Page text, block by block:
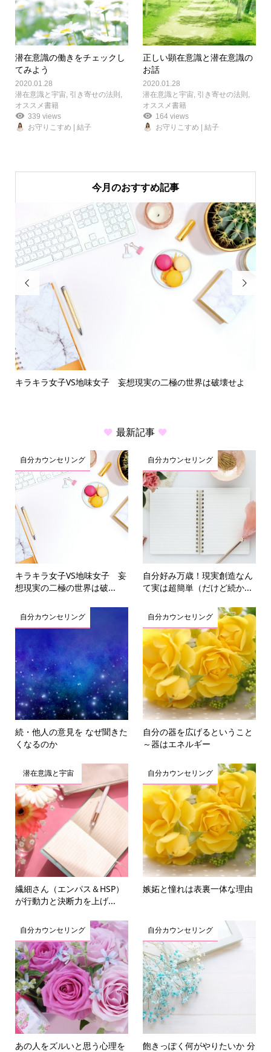
潜在意識の働きをチェックし
てみよう
2020.01.28
潜在意識と宇宙, 引き寄せの法則
オススメ書籍
339 views
お守りこすめ | 結子
正しい顕在意識と潜在意識の
お話
2020.01.28
潜在意識と宇宙 引き寄せの法則
オススメ書籍
164 views
お守りこすめ | 結子
今月のおすすめ記事

キラキラ女子VS地味女子 妄想現実の二極の世界は破壊せよ

最新記事
自分カウンセリング
キラキラ女子VS地味女子 妄
想現実の二極の世界は破...
自分カウンセリング
自分好み万歳！現実創造なん
て実は超簡単（だけど続か...
自分カウンセリング
続・他人の意見を なぜ聞きた
くなるのか
自分カウンセリング
自分の器を広げるということ
～器はエネルギー
潜在意識と宇宙
繊細さん（エンパス＆HSP）
が行動力と決断力を上げ...
自分カウンセリング
嫉妬と憧れは表裏一体な理由
自分カウンセリング
あの人をズルいと思う心理を
自分カウンセリング
飽きっぽく何がやりたいか 分